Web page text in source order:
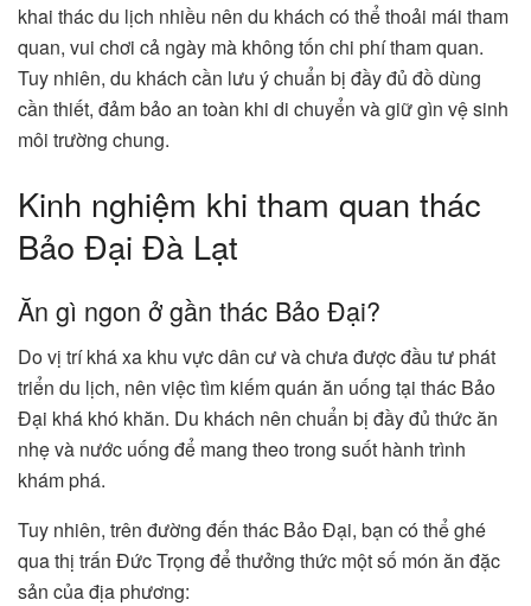
khai thác du lịch nhiều nên du khách có thể thoải mái tham
quan, vui chơi cả ngày mà không tốn chi phí tham quan.
Tuy nhiên, du khách cần lưu ý chuẩn bị đầy đủ đồ dùng
cần thiết, đảm bảo an toàn khi di chuyển và giữ gìn vệ sinh
môi trường chung.
Kinh nghiệm khi tham quan thác
Bảo Đại Đà Lạt
Ăn gì ngon ở gần thác Bảo Đại?
Do vị trí khá xa khu vực dân cư và chưa được đầu tư phát
triển du lịch, nên việc tìm kiếm quán ăn uống tại thác Bảo
Đại khá khó khăn. Du khách nên chuẩn bị đầy đủ thức ăn
nhẹ và nước uống để mang theo trong suốt hành trình
khám phá.
Tuy nhiên, trên đường đến thác Bảo Đại, bạn có thể ghé
qua thị trấn Đức Trọng để thưởng thức một số món ăn đặc
sản của địa phương: